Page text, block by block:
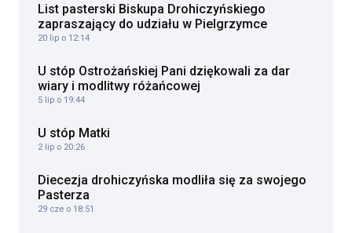
List pasterski Biskupa Drohiczyńskiego
zapraszający do udziału w Pielgrzymce
20 lip o 12:14
U stóp Ostrożańskiej Pani dziękowali za dar
wiary i modlitwy różańcowej
5 lip o 19:44
U stóp Matki
2 lip o 20:26
Diecezja drohiczyńska modliła się za swojego
Pasterza
29 cze o 18:51